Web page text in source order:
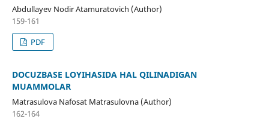
Abdullayev Nodir Atamuratovich (Author)
159-161
PDF
DOCUZBASE LOYIHASIDA HAL QILINADIGAN
MUAMMOLAR
Matrasulova Nafosat Matrasulovna (Author)
162-164